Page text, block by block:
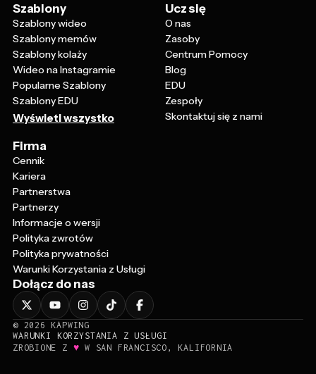
Szablony
Szablony wideo
Szablony memów
Szablony kolaży
Wideo na Instagramie
Popularne Szablony
Szablony EDU
Wyświetl wszystko
Ucz się
O nas
Zasoby
Centrum Pomocy
Blog
EDU
Zespoły
Skontaktuj się z nami
Firma
Cennik
Kariera
Partnerstwa
Partnerzy
Informacje o wersji
Polityka zwrotów
Polityka prywatności
Warunki Korzystania z Usługi
Dołącz do nas
© 2026
KAPWING
WARUNKI KORZYSTANIA Z USŁUGI
ZROBIONE Z ♥ W SAN FRANCISCO, KALIFORNIA